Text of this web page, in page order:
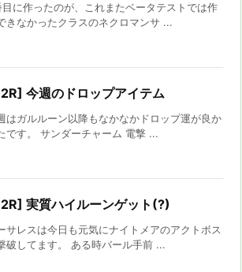
目に作ったのが、これまたベータテストでは作
きなかったクラスのネクロマンサ ...
今週のドロップアイテム
はガルルーン以降もなかなかドロップ運が良か
です。 サンダーチャーム 電撃 ...
実質ハイルーンゲット(?)
サレスは今日も元気にナイトメアのアクトボス
破してます。 ある時バール手前 ...